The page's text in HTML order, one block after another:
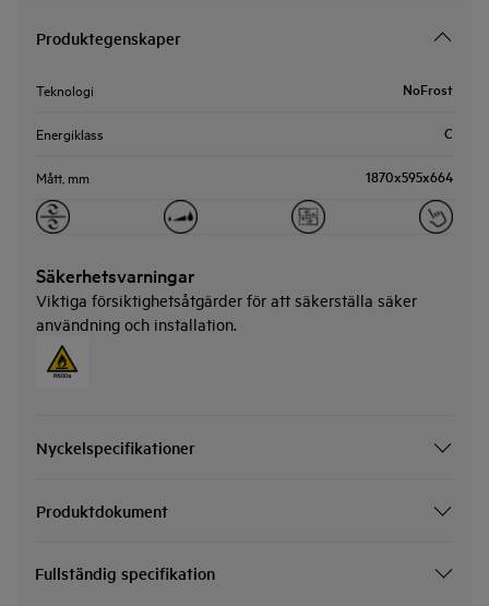
Produktegenskaper
Teknologi NoFrost
Energiklass C
Mått, mm 1870x595x664
Säkerhetsvarningar
Viktiga försiktighetsåtgärder för att säkerställa säker
användning och installation.
Nyckelspecifikationer
Produktdokument
Fullständig specifikation